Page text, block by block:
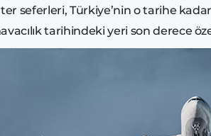
seferleri, Türkiye’nin o tarihe
tarihindeki yeri son derece